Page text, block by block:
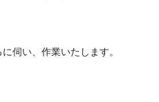
伺い、作業いたします。